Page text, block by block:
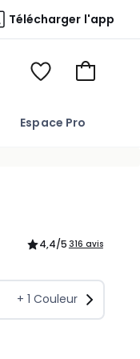
Télécharger l'app
Espace Pro
Voir
Voir
4,4/5 316 avis
+ 1 Couleur